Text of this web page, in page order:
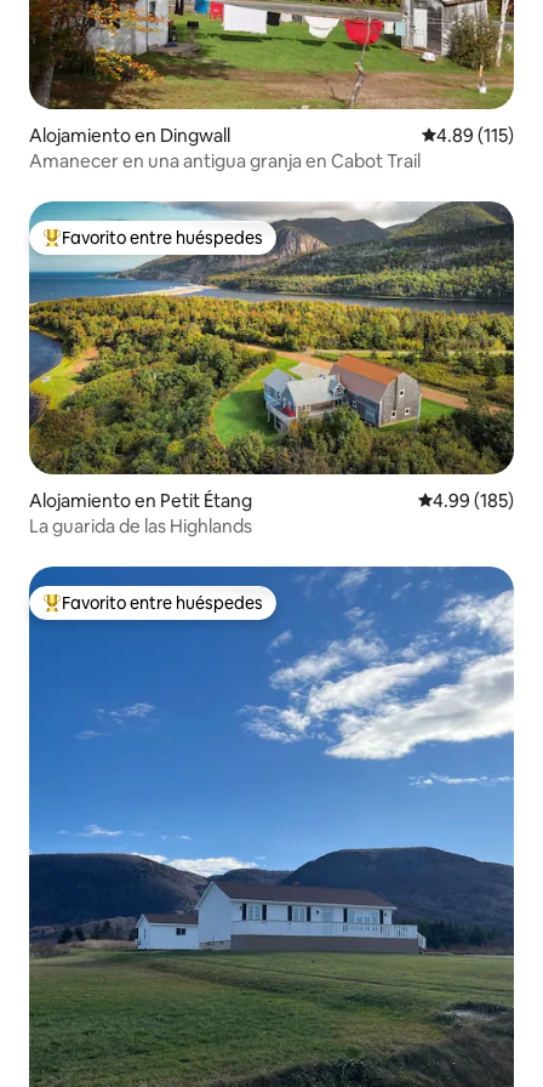
Alojamiento en Dingwall Calificación
4.89 (115)
Amanecer en una antigua granja en Cabot Trail
Favorito entre huéspedes preferido
Favorito entre huéspedes
Alojamiento en Petit Étang Calificación
4.99 (185)
La guarida de las Highlands
Favorito entre huéspedes preferido
Favorito entre huéspedes